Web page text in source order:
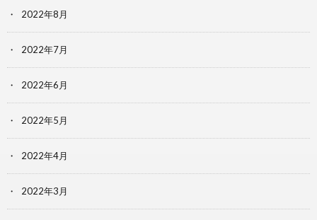
2022年8月
2022年7月
2022年6月
2022年5月
2022年4月
2022年3月